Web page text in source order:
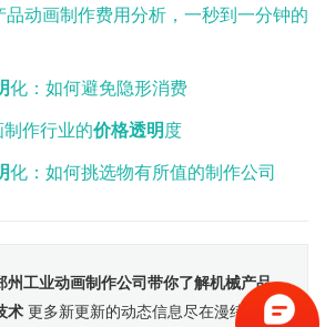
品动画制作费用分析，一秒到一分钟的
化：如何避免隐形消费
作行业的价格透明度
化：如何挑选物有所值的制作公司
州工业动画制作公司带你了解机械产品
术 更多新更新的动态信息尽在漫纬科技